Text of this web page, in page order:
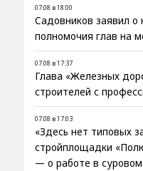
07.08 в 18:00
Садовников заявил о
полномочия глав на
07.08 в 17:37
Глава «Железных
строителей с
07.08 в 17:03
«Здесь нет типовых
стройплощадки
— о работе в